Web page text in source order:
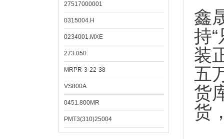
27517000001
0315004.H
0234001.MXE
273.050
MRPR-3-22-38
VS800A
0451.800MR
PMT3(310)25004
鑫
持
装
五
货
货